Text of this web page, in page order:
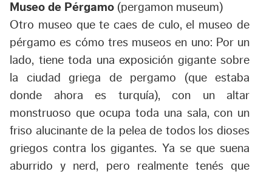
Museo de Pérgamo (pergamon museum)
Otro museo que te caes de culo, el museo de
pérgamo es cómo tres museos en uno: Por un
lado, tiene toda una exposición gigante sobre
la ciudad griega de pergamo (que estaba
donde ahora es turquía), con un altar
monstruoso que ocupa toda una sala, con un
friso alucinante de la pelea de todos los dioses
griegos contra los gigantes. Ya se que suena
aburrido y nerd, pero realmente tenés que